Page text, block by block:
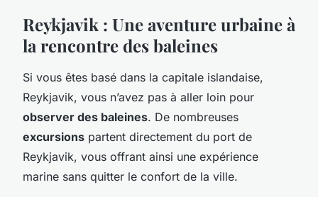
Reykjavik : Une aventure urbaine à
la rencontre des baleines
Si vous êtes basé dans la capitale islandaise,
Reykjavik, vous n’avez pas à aller loin pour
observer des baleines. De nombreuses
excursions partent directement du port de
Reykjavik, vous offrant ainsi une expérience
marine sans quitter le confort de la ville.